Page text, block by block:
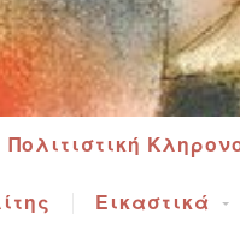
Εικαστικά